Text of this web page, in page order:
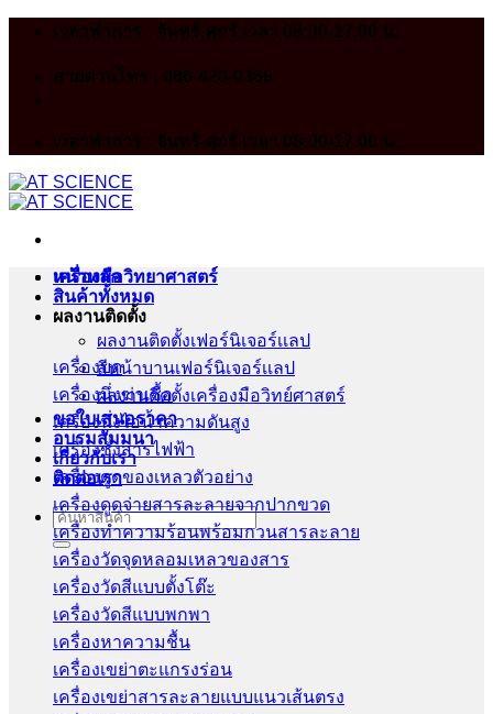
Skip
เวลาทำการ : จันทร์-ศุกร์ เวลา 08:00-17.00 น.
สายด่วนโทร : 086-420-0366
เวลาทำการ : จันทร์-ศุกร์ เวลา 08:00-17.00 น.
หน้าหลัก
สินค้าทั้งหมด
ผลงานติดตั้ง
ผลงานติดตั้งเฟอร์นิเจอร์เเลป
สีหน้าบานเฟอร์นิเจอร์เเลป
ผลงานติดตั้งเครื่องมือวิทย์ศาสตร์
ขอใบเสนอราคา
อบรมสัมมนา
เกี่ยวกับเรา
ติดต่อเรา
Search
for:
เครื่องมือวิทยาศาสตร์
เครื่องบด
เครื่องนึ่งฆ่าเชื้อ
เครื่องนึ่งไอน้ำความดันสูง
เครื่องชั่งสารไฟฟ้า
เครื่องดูดของเหลวตัวอย่าง
เครื่องดูดจ่ายสารละลายจากปากขวด
เครื่องทำความร้อนพร้อมกวนสารละลาย
เครื่องวัดจุดหลอมเหลวของสาร
เครื่องวัดสีแบบตั้งโต๊ะ
เครื่องวัดสีแบบพกพา
เครื่องหาความชื้น
เครื่องเขย่าตะแกรงร่อน
เครื่องเขย่าสารละลายแบบแนวเส้นตรง